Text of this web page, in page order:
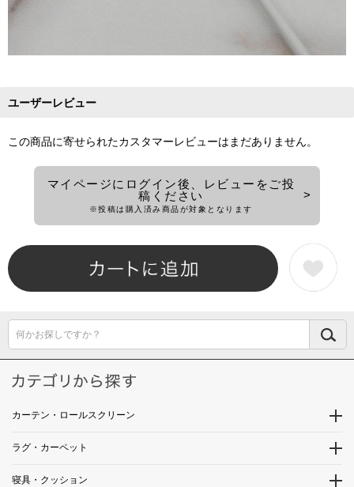
ユーザーレビュー
この商品に寄せられたカスタマーレビューはまだありません。
マイページにログイン後、レビューをご投
稿ください
※投稿は購入済み商品が対象となります
何かお探しですか？
カーテン・ロールスクリーン
ラグ・カーペット
寝具・クッション